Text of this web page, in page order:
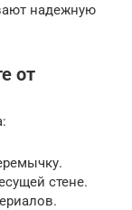
надежную
от
стене.